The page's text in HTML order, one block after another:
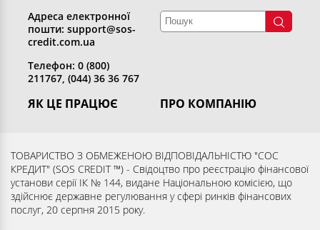
ЯК ЦЕ ПРАЦЮЄ
Повернути кредит
Запитання та відповіді
Партнерам
ПРО КОМПАНІЮ
Розкриття інформації
Контакти
Згода суб’єкта на обробку
Адреса електронної
пошти: support@sos-
credit.com.ua
Телефон: 0 (800)
211767, (044) 36 36 767
ТОВАРИСТВО З ОБМЕЖЕНОЮ ВІДПОВІДАЛЬНІСТЮ "СОС
КРЕДИТ" (SOS CREDIT ™) - Свідоцтво про реєстрацію фінансової
установи серії ІК № 144, видане Національною комісією, що
здійснює державне регулювання у сфері ринків фінансових
послуг, 20 серпня 2015 року.